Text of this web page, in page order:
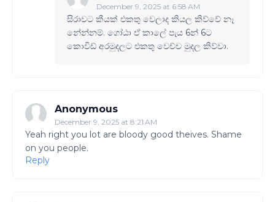
December 9, 2025 at 6:58 AM
සිරාවට කීයක් එකතු වෙලාද කියල කිව්වේ නෑ
නේන්නම්. ගෝඨා ඒ කාලේ පැය 6න් 6ට
කොවිඩ් අරමුදලට එකතු වෙච්ච මුදල කිව්වා.
Anonymous
December 9, 2025 at 8:21 AM
Yeah right you lot are bloody good theives. Shame
on you people.
Reply